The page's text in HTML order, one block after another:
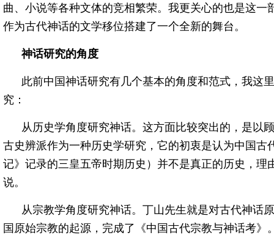
曲、小说等各种文体的竞相繁荣。我更关心的也是这
作为古代神话的文学移位搭建了一个全新的舞台。
神话研究的角度
此前中国神话研究有几个基本的角度和范式，我这
究：
从历史学角度研究神话。这方面比较突出的，是以
古史辨派作为一种历史学研究，它的初衷是认为中国
记》记录的三皇五帝时期历史）并不是真正的历史，
说。
从宗教学角度研究神话。丁山先生就是对古代神话
国原始宗教的起源，完成了《中国古代宗教与神话考》